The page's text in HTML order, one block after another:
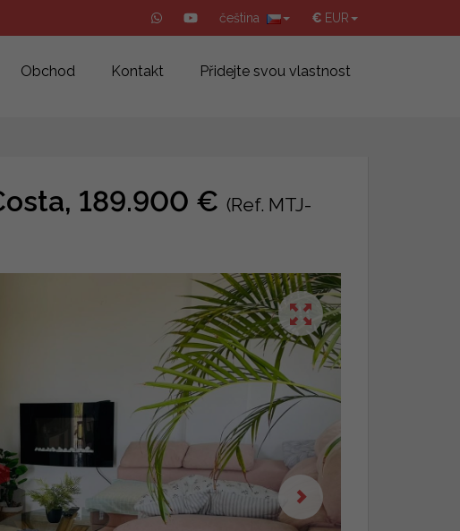
€ EUR
čeština
Obchod Kontakt Přidejte svou vlastnost
189.900 € (Ref. MTJ-